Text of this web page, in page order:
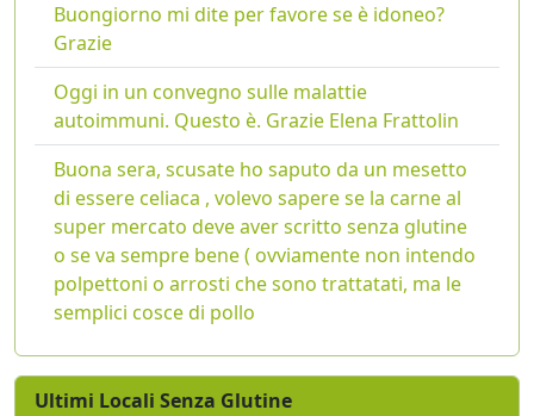
Buongiorno mi dite per favore se è idoneo?
Grazie
Oggi in un convegno sulle malattie
autoimmuni. Questo è. Grazie Elena Frattolin
Buona sera, scusate ho saputo da un mesetto
di essere celiaca , volevo sapere se la carne al
super mercato deve aver scritto senza glutine
o se va sempre bene ( ovviamente non intendo
polpettoni o arrosti che sono trattatati, ma le
semplici cosce di pollo
Ultimi Locali Senza Glutine